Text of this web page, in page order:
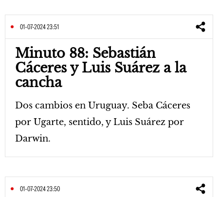
01-07-2024 23:51
Minuto 88: Sebastián
Cáceres y Luis Suárez a la
cancha
Dos cambios en Uruguay. Seba Cáceres
por Ugarte, sentido, y Luis Suárez por
Darwin.
01-07-2024 23:50